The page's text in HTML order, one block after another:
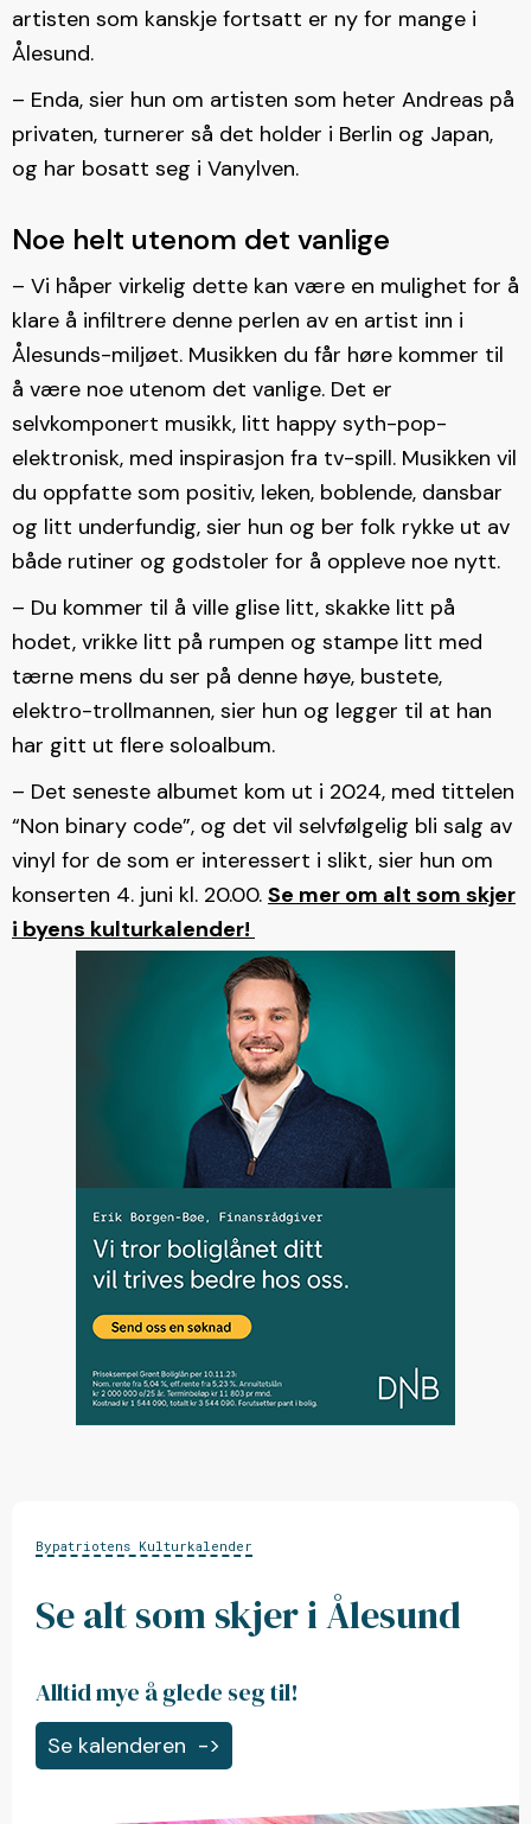
artisten som kanskje fortsatt er ny for mange i
Ålesund.
– Enda, sier hun om artisten som heter Andreas på
privaten, turnerer så det holder i Berlin og Japan,
og har bosatt seg i Vanylven.
Noe helt utenom det vanlige
– Vi håper virkelig dette kan være en mulighet for å
klare å infiltrere denne perlen av en artist inn i
Ålesunds-miljøet. Musikken du får høre kommer til
å være noe utenom det vanlige. Det er
selvkomponert musikk, litt happy syth-pop-
elektronisk, med inspirasjon fra tv-spill. Musikken vil
du oppfatte som positiv, leken, boblende, dansbar
og litt underfundig, sier hun og ber folk rykke ut av
både rutiner og godstoler for å oppleve noe nytt.
– Du kommer til å ville glise litt, skakke litt på
hodet, vrikke litt på rumpen og stampe litt med
tærne mens du ser på denne høye, bustete,
elektro-trollmannen, sier hun og legger til at han
har gitt ut flere soloalbum.
– Det seneste albumet kom ut i 2024, med tittelen
“Non binary code”, og det vil selvfølgelig bli salg av
vinyl for de som er interessert i slikt, sier hun om
konserten 4. juni kl. 20.00. Se mer om alt som skjer
i byens kulturkalender!
Bypatriotens Kulturkalender
Se alt som skjer i Ålesund
Alltid mye å glede seg til!
Se kalenderen ->